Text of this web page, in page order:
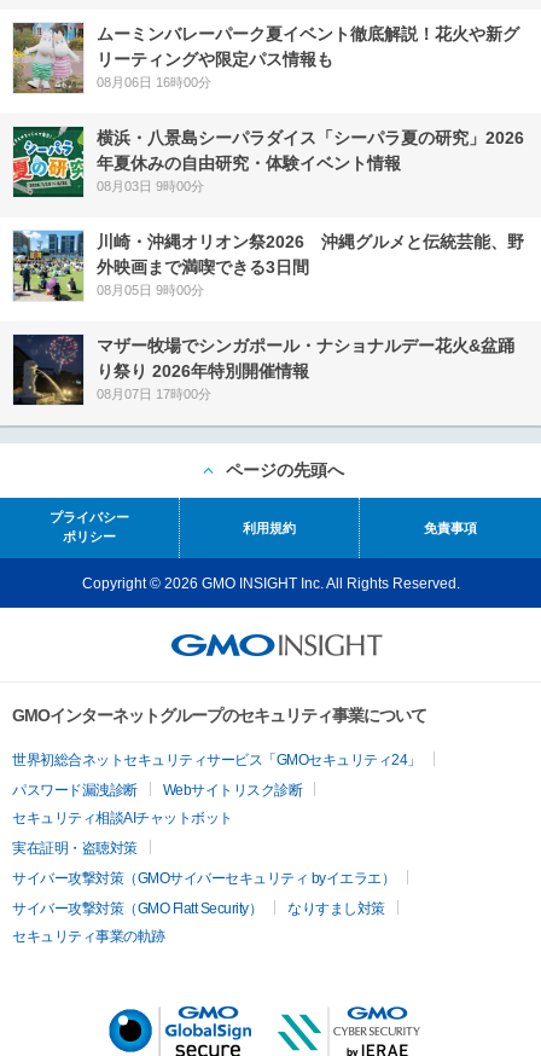
ムーミンバレーパーク夏イベント徹底解説！花火や新グ
リーティングや限定パス情報も
08月06日 16時00分
横浜・八景島シーパラダイス「シーパラ夏の研究」2026
年夏休みの自由研究・体験イベント情報
08月03日 9時00分
川崎・沖縄オリオン祭2026 沖縄グルメと伝統芸能、野
外映画まで満喫できる3日間
08月05日 9時00分
マザー牧場でシンガポール・ナショナルデー花火&盆踊
り祭り 2026年特別開催情報
08月07日 17時00分
ページの先頭へ
プライバシー
ポリシー
利用規約 免責事項
Copyright © 2026 GMO INSIGHT Inc. All Rights Reserved.
GMOインターネットグループのセキュリティ事業について
世界初総合ネットセキュリティサービス「GMOセキュリティ24」
パスワード漏洩診断
Webサイトリスク診断
セキュリティ相談AIチャットボット
実在証明・盗聴対策
サイバー攻撃対策（GMOサイバーセキュリティ byイエラエ）
サイバー攻撃対策（GMO Flatt Security）
なりすまし対策
セキュリティ事業の軌跡